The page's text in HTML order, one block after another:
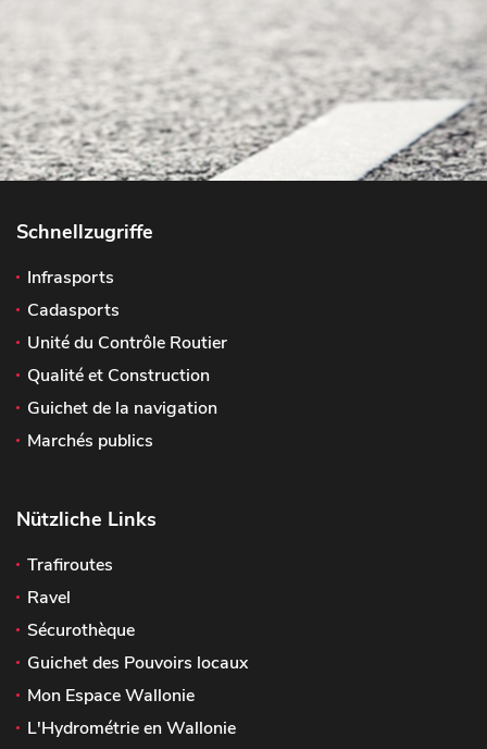
Schnellzugriffe
Infrasports
Cadasports
Unité du Contrôle Routier
Qualité et Construction
Guichet de la navigation
Marchés publics
Nützliche Links
Trafiroutes
Ravel
Sécurothèque
Guichet des Pouvoirs locaux
Mon Espace Wallonie
L'Hydrométrie en Wallonie